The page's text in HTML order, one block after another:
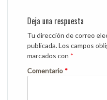
Deja una respuesta
Tu dirección de correo
publicada.Los campos
marcados con *
Comentario *